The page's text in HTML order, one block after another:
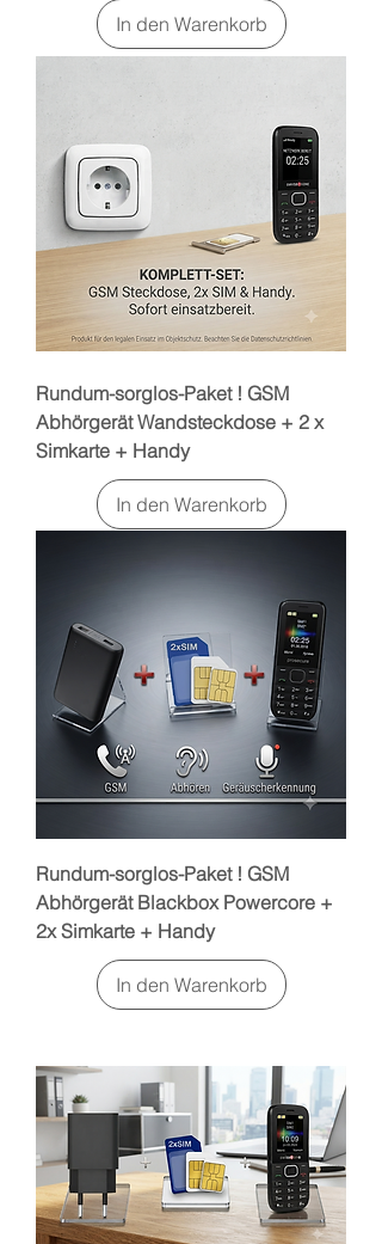
In den Warenkorb
Rundum-sorglos-Paket ! GSM
Abhörgerät Wandsteckdose + 2 x
Simkarte + Handy
In den Warenkorb
Rundum-sorglos-Paket ! GSM
Abhörgerät Blackbox Powercore +
2x Simkarte + Handy
In den Warenkorb